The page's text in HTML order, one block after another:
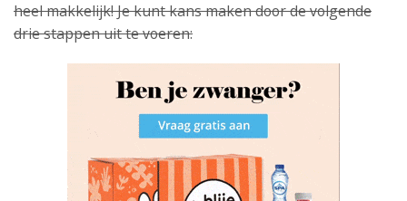
heel makkelijk! Je kunt kans maken door de volgende
drie stappen uit te voeren: